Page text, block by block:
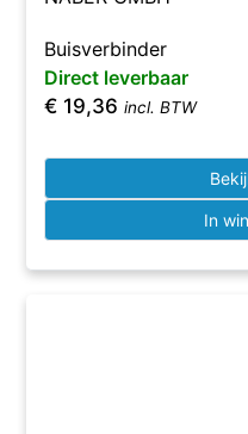
Buisverbinder
Direct leverbaar
€ 19,36 incl. BTW
In